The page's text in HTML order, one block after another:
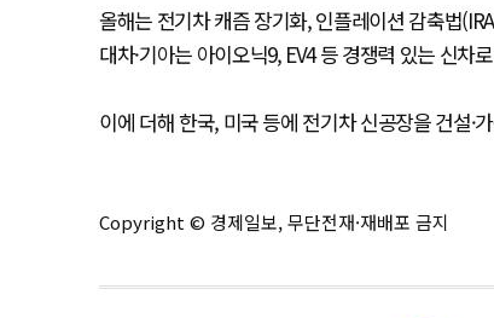
올해는 전기차 캐즘 장기화, 인플레이션 감축법
대차·기아는 아이오닉9, EV4 등 경쟁력 있는 신차
이에 더해 한국, 미국 등에 전기차 신공장을 건설·
Copyright © 경제일보, 무단전재·재배포 금지